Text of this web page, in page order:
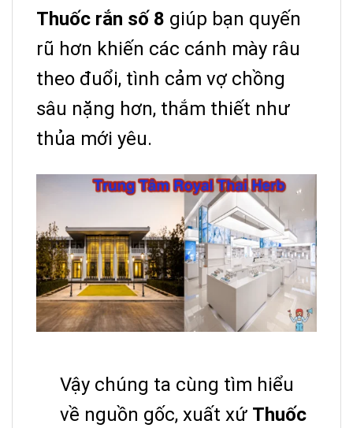
Thuốc rắn số 8 giúp bạn quyến
rũ hơn khiến các cánh mày râu
theo đuổi, tình cảm vợ chồng
sâu nặng hơn, thắm thiết như
thủa mới yêu.
Vậy chúng ta cùng tìm hiểu
về nguồn gốc, xuất xứ Thuốc